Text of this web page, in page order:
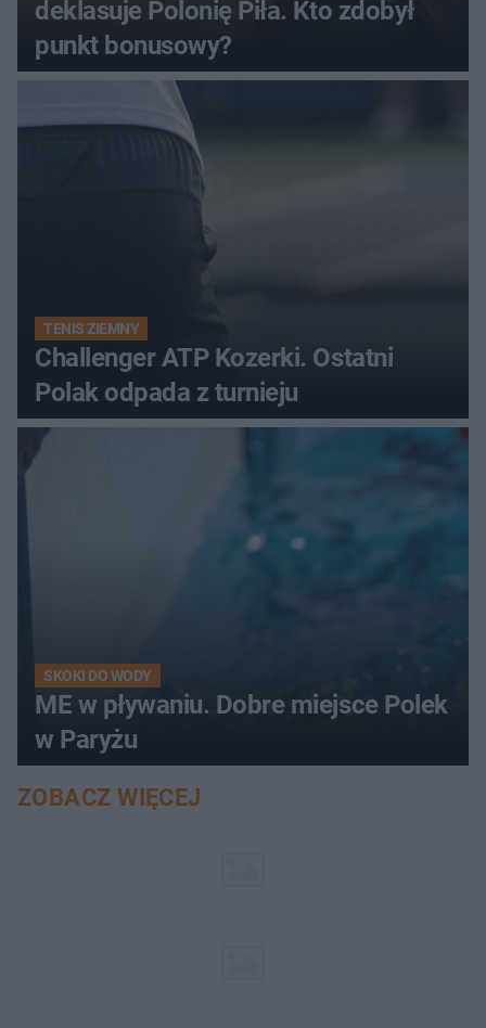
deklasuje Polonię Piła. Kto zdobył
punkt bonusowy?
TENIS ZIEMNY
Challenger ATP Kozerki. Ostatni
Polak odpada z turnieju
SKOKI DO WODY
ME w pływaniu. Dobre miejsce Polek
w Paryżu
ZOBACZ WIĘCEJ